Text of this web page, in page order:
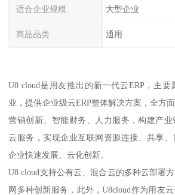
适合企业规模 大型企业
商品品类 通用
U8 cloud是用友推出的新一代云ERP，主
业，提供企业级云ERP整体解决方案，全方
营销创新、智能财务、人力服务，构建产
云服务，实现企业互联网资源连接、共享
企业快速发展、云化创新。
U8 cloud支持公有云、混合云的多种云部署
网多种创新服务，此外，U8cloud作为用友